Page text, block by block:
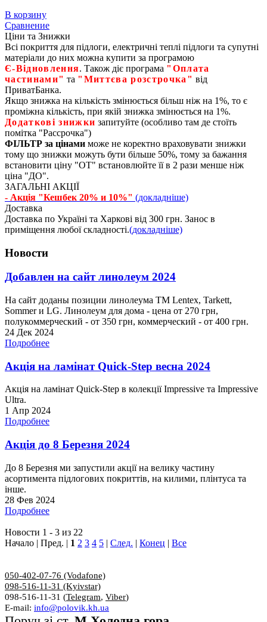
В корзину
Сравнение
Ціни та Знижки
Всі покриття для підлоги, електричні теплі підлоги та супутні
матеріали до них можна купити за програмою
Є‑Відновлення. Також діє програма "Оплата
частинами" та "Миттєва розстрочка" від
ПриватБанка.
Якщо знижка на кількість змінюється більш ніж на 1%, то є
проміжна кількість, при якій знижка змінюється на 1%.
Додаткові знижки запитуйте (особливо там де стоїть
помітка "Рассрочка")
ФІЛЬТР за цінами може не коректно враховувати знижки
тому що знижки можуть бути більше 50%, тому за бажання
встановити ціну "ОТ" встановлюйте її в 2 рази менше ніж
ціна "ДО".
ЗАГАЛЬНІ АКЦІЇ
- Акція "Кешбек 20% и 10%" (докладніше)
Доставка
Доставка по Україні та Харкові від 300 грн. Занос в
приміщення любої складності.(докладніше)
Новости
Добавлен на сайт линолеум 2024
На сайт доданы позиции линолеума ТМ Lentex, Tarkett,
Sommer и LG. Линолеум для дома - цена от 270 грн,
полукоммерческий - от 350 грн, коммерческий - от 400 грн.
24 Дек 2024
Подробнее
Акція на ламінат Quick-Step весна 2024
Акція на ламінат Quick-Step в колекції Impressive та Impressive
Ultra.
1 Апр 2024
Подробнее
Акція до 8 Березня 2024
До 8 Березня ми запустили акції на велику частину
асортимента підлогових покриттів, на килими, плінтуса та
інше.
28 Фев 2024
Подробнее
Новости 1 - 3 из 22
Начало | Пред. | 1 2 3 4 5 | След. | Конец | Все
050-402-07-76 (Vodafone)
098-516-11-31 (Kyivstar)
098-516-11-31 (Telegram, Viber)
E-mail: info@polovik.kh.ua